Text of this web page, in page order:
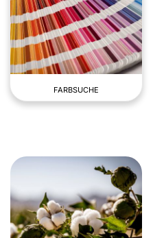
FARBSUCHE